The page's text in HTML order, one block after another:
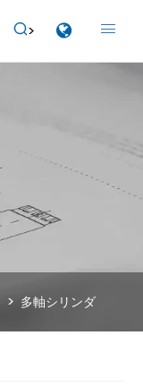
 
多軸シリンダ